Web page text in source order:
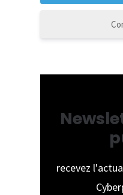
recevez